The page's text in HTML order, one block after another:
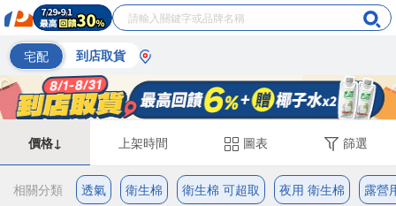
宅配 到店取貨
價格↓ 上架時間 圖表 篩選
相關分類 透氣 衛生棉 衛生棉 可超取 夜用 衛生棉 露營